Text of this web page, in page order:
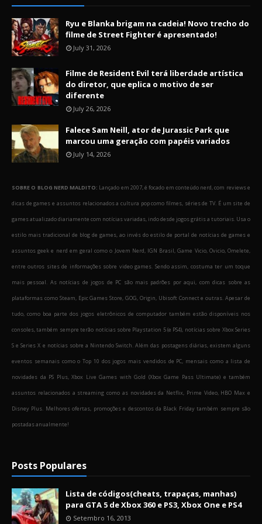
Ryu e Blanka brigam na cadeia! Novo trecho do
filme de Street Fighter é apresentado!
July 31, 2026
Filme de Resident Evil terá liberdade artística
do diretor, que eplica o motivo de ser
diferente
July 26, 2026
Falece Sam Neill, ator de Jurassic Park que
marcou uma geração com papéis variados
July 14, 2026
SOBRE O BLOG NERD MALDITO: Lançado em 2007, é focado em conteúdo nerd, com reviews e
dicas de games e assuntos relacionados a cultura pop como filmes, séries de TV. É um site de
games atualizado diariamente com notícias variadas, indo desde jogos grátis a tutoriais. Usa o
estilo mais tradicional de blog de games, ao invés do estilo de portal de notícias de games e
assuntos geek e nerd em geral como o Jovem Nerd, IGN Brasil, Game Vicio, Ovicio, Omelete,
entre outros sites de informações sobre video games. Sendo assim, costuma ter um toque
mais pessoal. As notícias de jogos de PC são mais padrões por aqui, com dicas sobre as
plataformas como Steam, Epic Games Store, GOG, Origin, Ubisoft Connect e outras. Apesar de
tudo, como boa parte dos jogos eletrônicos de computador também estão disponíveis nos
consoles, também sempre terão notícias sobre Playstation 5 (e PS4), notícias sobre Xbox Series
S e Series X e notícias sobre a Nintendo Switch. Além das postagens diárias, existem alguns
eventos semanais como o Top 10 dos jogos mais vendidos de PC, mensais como a lista de
novidades da PS Plus, Xbox Live Games with Gold (Xbox Game Pass Ultimate) e também
assuntos relacionados a streaming como as novidades da Netflix, Prime Video, HBO Max e
Disney Plus. Melhores ofertas, promoções e descontos da Black Friday também sempre são
postadas anualmente!
Posts Populares
Lista de códigos(cheats, trapaças, manhas)
para GTA 5 de Xbox 360 e PS3, Xbox One e PS4
Setembro 16, 2013